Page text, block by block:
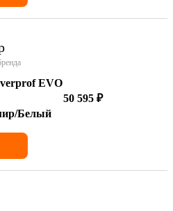
EVO
Белый
50 595 ₽